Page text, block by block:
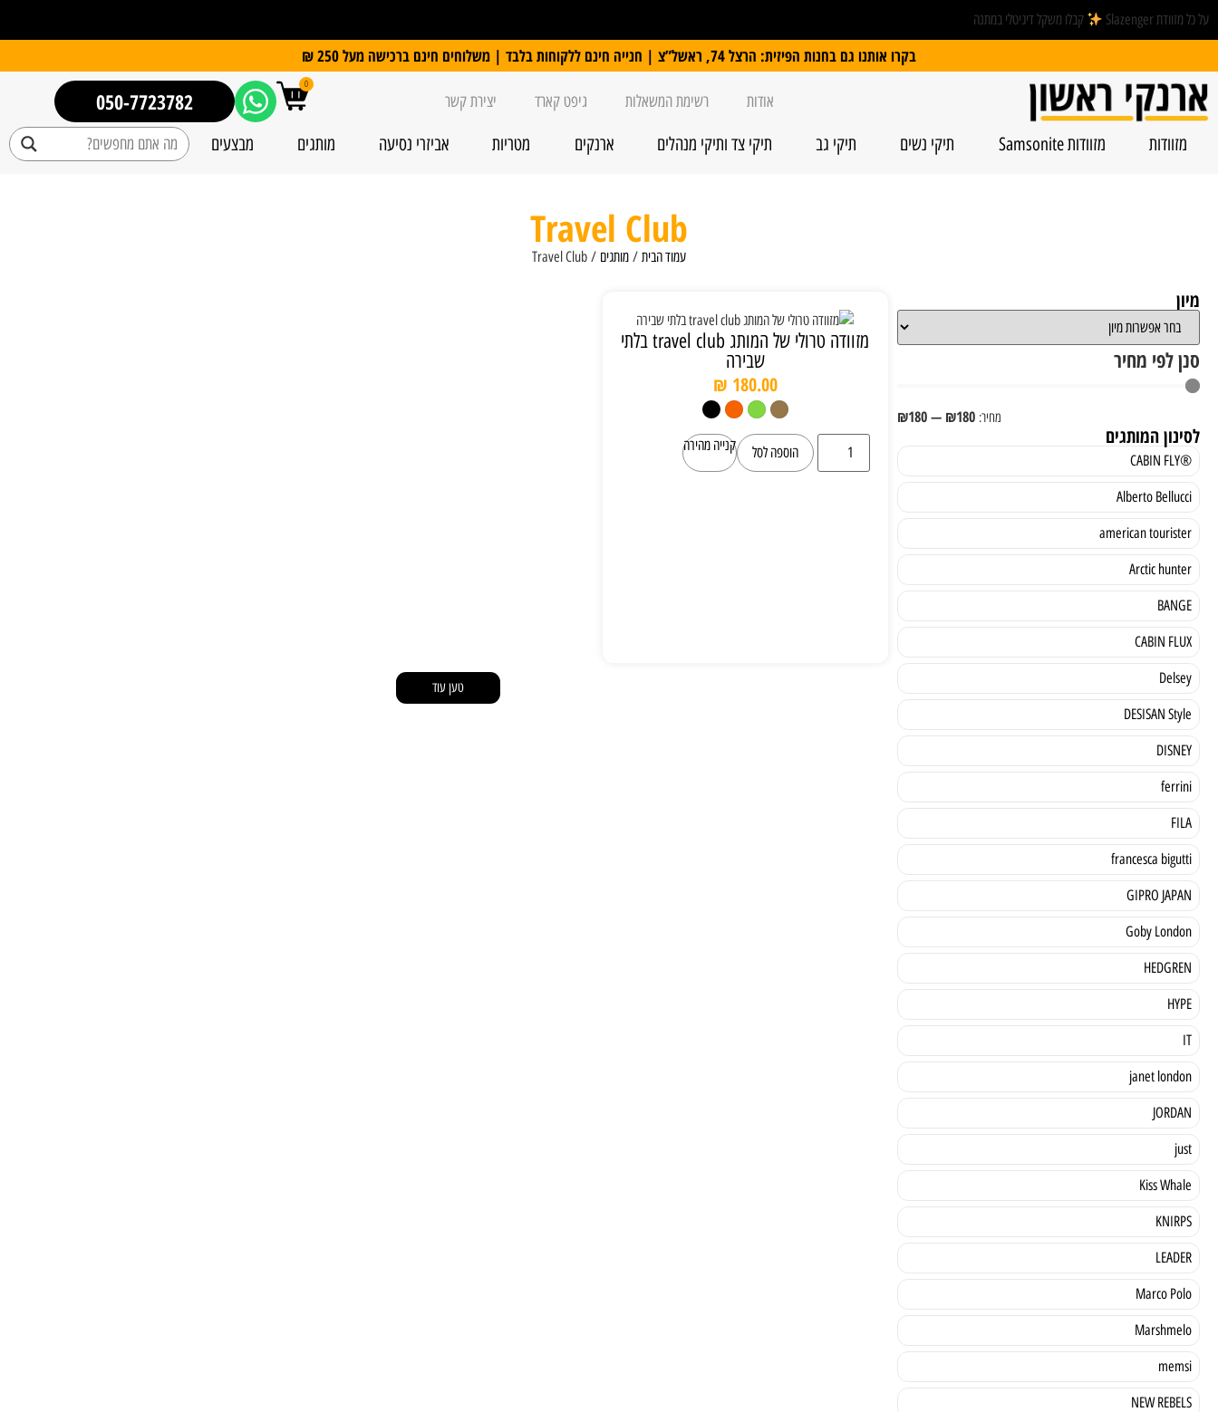
על כל מזוודת Slazenger קבלו משקל דיגיטלי במתנה
בקרו אותנו גם בחנות הפיזית: הרצל 74, ראשל”צ | חנייה חינם ללקוחות בלבד | משלוחים חינם ברכישה מעל 250 ₪
אודות רשימת המשאלות גיפט קארד יצירת קשר
0
050-7723782
מזוודות מזוודות Samsonite תיקי נשים תיקי גב תיקי צד ותיקי מנהלים ארנקים מטריות אביזרי נסיעה מותגים מבצעים
Travel Club
עמוד הבית / מותגים / Travel Club
מיון
סנן לפי מחיר
₪180
—
₪180
לסינון המותגים
®CABIN FLY
Alberto Bellucci
american tourister
Arctic hunter
BANGE
CABIN FLUX
Delsey
DESISAN Style
DISNEY
ferrini
FILA
francesca bigutti
GIPRO JAPAN
Goby London
HEDGREN
HYPE
IT
janet london
JORDAN
just
Kiss Whale
KNIRPS
LEADER
Marco Polo
Marshmelo
memsi
NEW REBELS
מזוודה טרולי של המותג travel club בלתי
שבירה
₪ 180.00
הוספה לסל קנייה מהירה
טען עוד